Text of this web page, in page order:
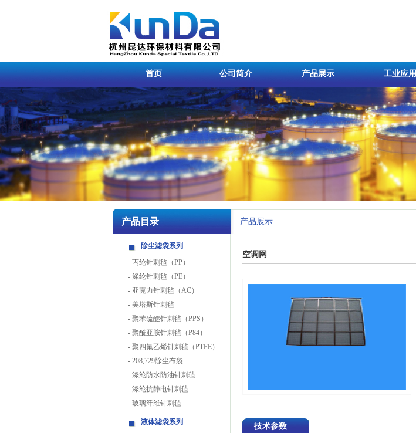
首页 公司简介 产品展示 工业应用
产品目录
除尘滤袋系列
- 丙纶针刺毡（PP）
- 涤纶针刺毡（PE）
- 亚克力针刺毡（AC）
- 美塔斯针刺毡
- 聚苯硫醚针刺毡（PPS）
- 聚酰亚胺针刺毡（P84）
- 聚四氟乙烯针刺毡（PTFE）
- 208,729除尘布袋
- 涤纶防水防油针刺毡
- 涤纶抗静电针刺毡
- 玻璃纤维针刺毡
液体滤袋系列
产品展示
空调网
技术参数